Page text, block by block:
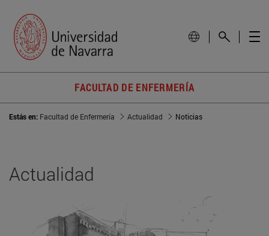
FACULTAD DE ENFERMERÍA
Estás en: Facultad de Enfermería Actualidad Noticias
Actualidad